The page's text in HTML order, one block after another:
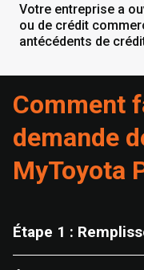
Votre entreprise a
ou de crédit
antécédents de
Comment
demande
MyToyota
Étape 1 :